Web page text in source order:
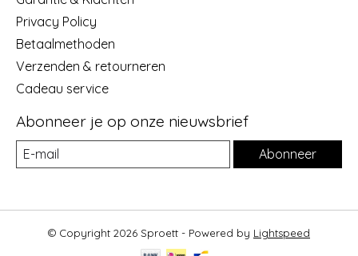
Privacy Policy
Betaalmethoden
Verzenden & retourneren
Cadeau service
Abonneer je op onze nieuwsbrief
Abonneer
© Copyright 2026 Sproett - Powered by Lightspeed